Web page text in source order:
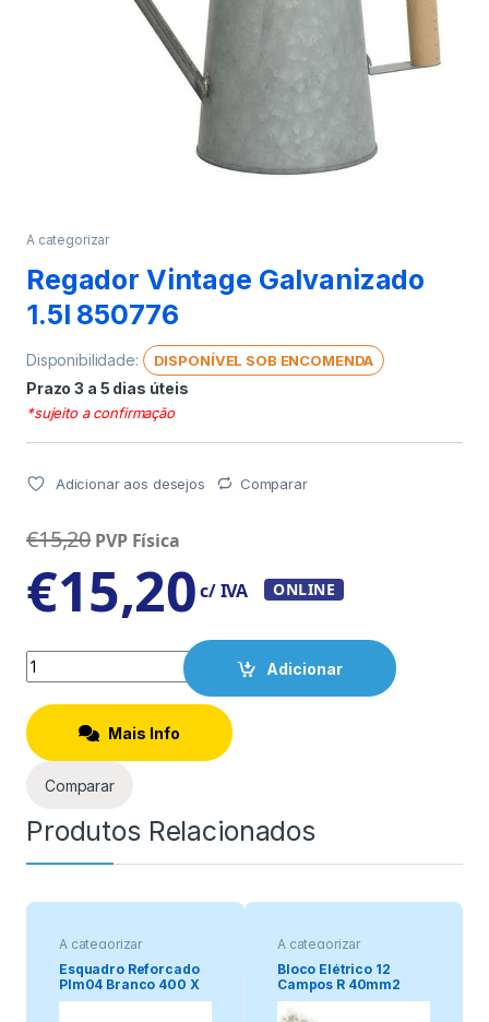
A categorizar
Regador Vintage Galvanizado
1.5l 850776
Disponibilidade: DISPONÍVEL SOB ENCOMENDA
Prazo 3 a 5 dias úteis
*sujeito a confirmação
Adicionar aos desejos Comparar
€15,20 PVP Física
€15,20c/ IVA ONLINE
Quantity
Adicionar
Mais Info
Comparar
Produtos Relacionados
A categorizar
Esquadro Reforcado
Plm04 Branco 400 X
280 Mm
A categorizar
Bloco Elétrico 12
Campos R 40mm2
Branco